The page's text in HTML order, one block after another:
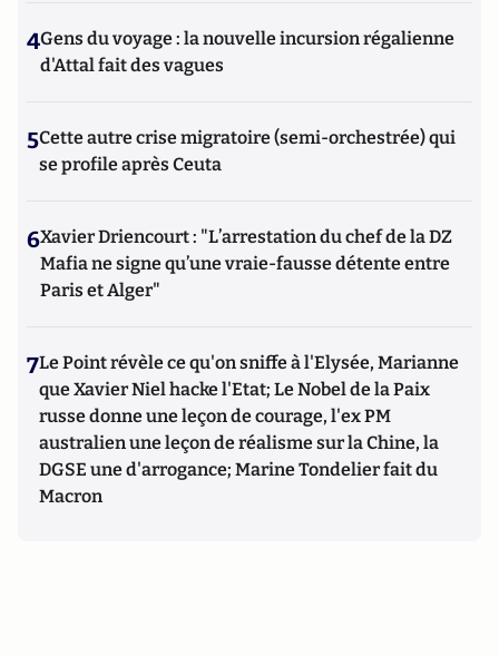
4Gens du voyage : la nouvelle incursion régalienne
d'Attal fait des vagues
5Cette autre crise migratoire (semi-orchestrée) qui
se profile après Ceuta
6Xavier Driencourt : "L’arrestation du chef de la DZ
Mafia ne signe qu’une vraie-fausse détente entre
Paris et Alger"
7Le Point révèle ce qu'on sniffe à l'Elysée, Marianne
que Xavier Niel hacke l'Etat; Le Nobel de la Paix
russe donne une leçon de courage, l'ex PM
australien une leçon de réalisme sur la Chine, la
DGSE une d'arrogance; Marine Tondelier fait du
Macron